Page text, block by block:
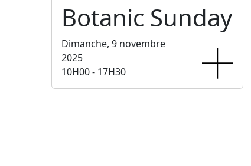
Botanic Sunday
Dimanche, 9 novembre
2025
10H00 - 17H30